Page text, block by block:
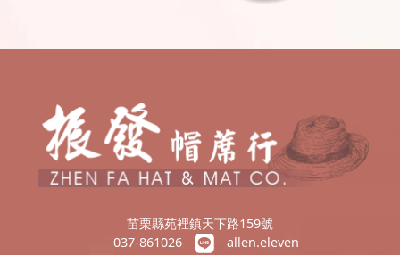
苗栗縣苑裡鎮天下路159號
037-861026
allen.eleven